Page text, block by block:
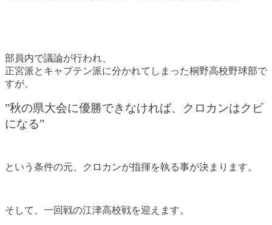
部員内で議論が行われ、
正宮派とキャプテン派に分かれてしまった桐野高校野球部で
すが、
”秋の県大会に優勝できなければ、クロカンはクビ
になる”
という条件の元、クロカンが指揮を執る事が決まります。
そして、一回戦の江津高校戦を迎えます。